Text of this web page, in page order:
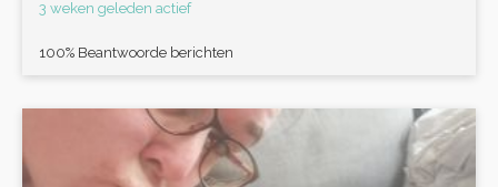
3 weken geleden actief
100% Beantwoorde berichten